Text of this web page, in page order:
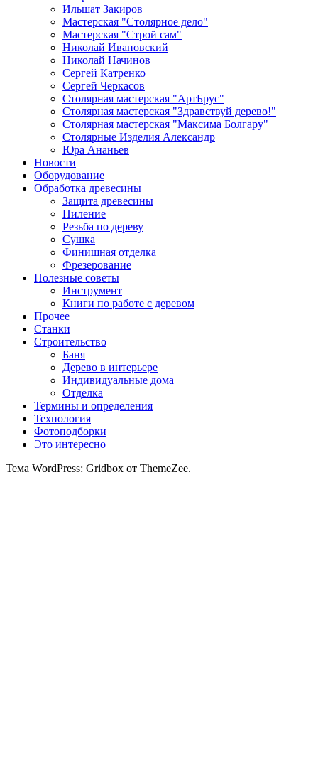
Ильшат Закиров
Мастерская "Столярное дело"
Мастерская "Строй сам"
Николай Ивановский
Николай Начинов
Сергей Катренко
Сергей Черкасов
Столярная мастерская "АртБрус"
Столярная мастерская "Здравствуй дерево!"
Столярная мастерская "Максима Болгару"
Столярные Изделия Александр
Юра Ананьев
Новости
Оборудование
Обработка древесины
Защита древесины
Пиление
Резьба по дереву
Сушка
Финишная отделка
Фрезерование
Полезные советы
Инструмент
Книги по работе с деревом
Прочее
Станки
Строительство
Баня
Дерево в интерьере
Индивидуальные дома
Отделка
Термины и определения
Технология
Фотоподборки
Это интересно
Тема WordPress: Gridbox от ThemeZee.